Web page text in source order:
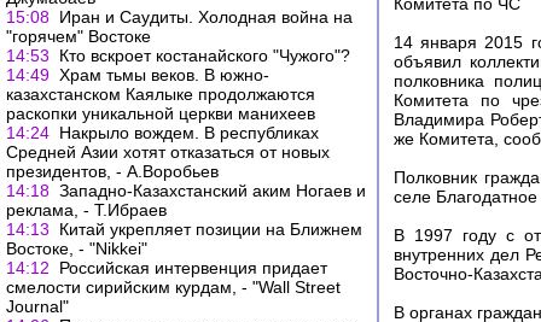
15:08 Иран и Саудиты. Холодная война на
"горячем" Востоке
14:53
Кто вскроет костанайского "Чужого"?
14:49 Храм тьмы веков. В южно-
казахстанском Каялыке продолжаются
раскопки уникальной церкви манихеев
14:24 Накрыло вождем. В республиках
Средней Азии хотят отказаться от новых
президентов, - А.Воробьев
14:18 Западно-Казахстанский аким Ногаев и
реклама, - Т.Ибраев
14:13
Китай укрепляет позиции на Ближнем
Востоке, - "Nikkei"
14:12
Российская интервенция придает
смелости сирийским курдам, - "Wall Street
Journal"
14 января 2015
объявил
полковника
Комитета по
Владимира
же Комитета,
Полковник
селе
В 1997 году с
внутренних дел
Восточно-
В органах